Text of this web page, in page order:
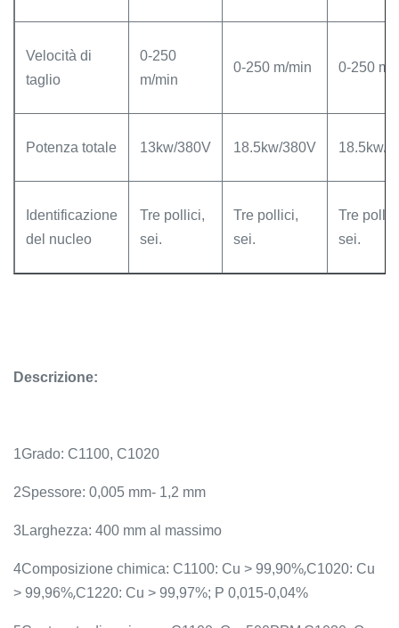
Velocità di
taglio
0-250
m/min
0-250 m/min 0-250 m/
Potenza totale 13kw/380V 18.5kw/380V 18.5kw/
Identificazione
del nucleo
Tre pollici,
sei.
Tre pollici,
sei.
Tre
sei.
Descrizione:
1Grado: C1100, C1020
2Spessore: 0,005 mm- 1,2 mm
3Larghezza: 400 mm al massimo
4Composizione chimica: C1100: Cu > 99,90%,C1020: Cu
> 99,96%,C1220: Cu > 99,97%; P 0,015-0,04%